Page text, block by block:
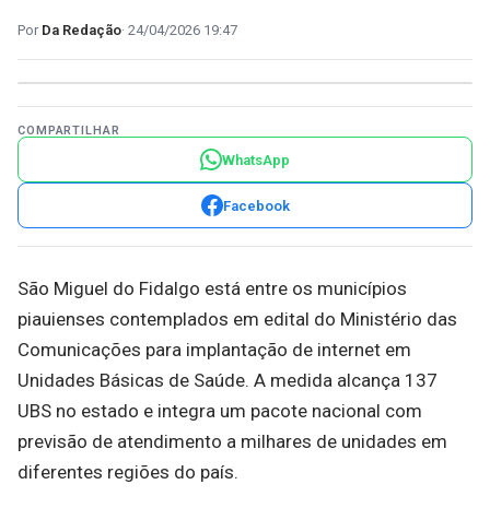
Da Redação 24/04/2026 19:47
COMPARTILHAR
WhatsApp
Facebook
São Miguel do Fidalgo está entre os municípios
piauienses contemplados em edital do Ministério das
Comunicações para implantação de internet em
Unidades Básicas de Saúde. A medida alcança 137
UBS no estado e integra um pacote nacional com
previsão de atendimento a milhares de unidades em
diferentes regiões do país.